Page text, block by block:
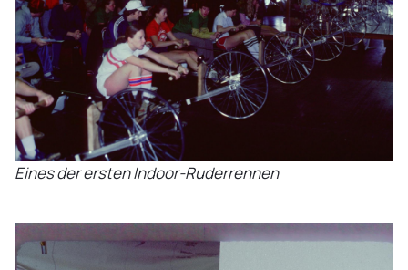
Eines der ersten Indoor-Ruder­rennen